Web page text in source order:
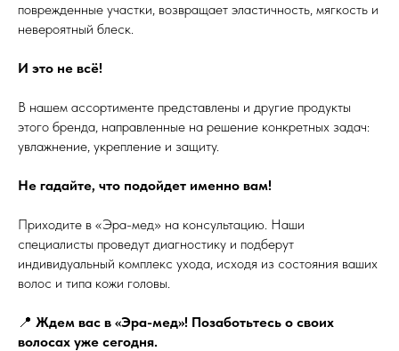
поврежденные участки, возвращает эластичность, мягкость и
невероятный блеск.
И это не всё!
В нашем ассортименте представлены и другие продукты
этого бренда, направленные на решение конкретных задач:
увлажнение, укрепление и защиту.
Не гадайте, что подойдет именно вам!
Приходите в «Эра-мед» на консультацию. Наши
специалисты проведут диагностику и подберут
индивидуальный комплекс ухода, исходя из состояния ваших
волос и типа кожи головы.
📍 Ждем вас в «Эра-мед»! Позаботьтесь о своих
волосах уже сегодня.